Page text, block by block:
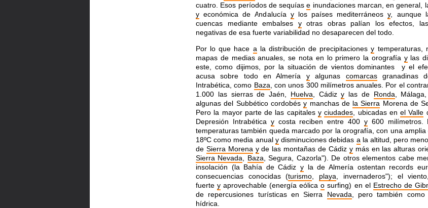
cuatro. Esos períodos de sequíase inundaciones marcan, en general,
y económica de Andalucía ylos países mediterráneosy, aunque
cuencas mediante embalses yotras obras palían los efectos, las
negativas de esa fuerte variabilidad no desaparecen del todo.
Por lo que hace a la distribución de precipitacionesy temperaturas,
mapas de medias anuales, se nota en lo primero la orografía ylas
este, como dijimos, por la situación de vientos dominantes y el
acusa sobre todo en Almería yalgunas comarcasgranadinas
Intrabética, como Baza , con unos 300 milímetros anuales. Por el
1.000 las sierras de Jaén, Huelva , Cádizy las de Ronda ,
algunas del Subbético cordobésy manchas de la Sierra Morena de
Pero la mayor parte de las capitales y ciudades , ubicadas enel Valle
Depresión Intrabética ycosta reciben entre 400 y600 milímetros.
temperaturas también queda marcado por la orografía, con una
18ºC como media anual ydisminuciones debidas a la altitud, pero
de Sierra Morena yde las montañas de Cádiz ymás en las alturas
Sierra Nevada
Baza , Segura, Cazorla"). De otros elementos cabe
insolación (la Bahía de Cádizy la de Almería ostentan records
consecuencias conocidas (turismo playa , invernaderos"); el
fuertey aprovechable (energía eólicao surfing) en el Estrecho de
de repercusiones turísticas en Sierra Nevada , pero también como
hídrica.